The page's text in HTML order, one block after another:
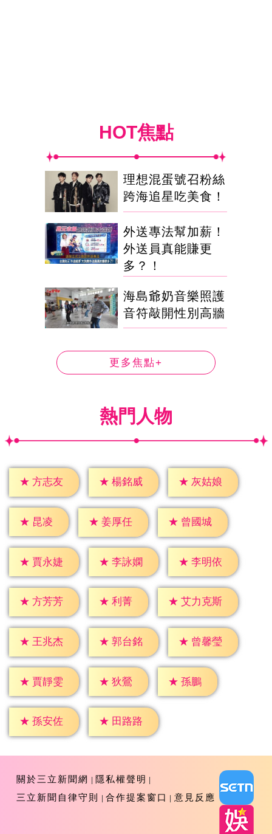
HOT焦點
理想混蛋號召粉絲
跨海追星吃美食！
外送專法幫加薪！
外送員真能賺更
多？！
海島爺奶音樂照護
音符敲開性別高牆
更多焦點+
熱門人物
★ 方志友 ★ 楊銘威 ★ 灰姑娘
★ 昆凌 ★ 姜厚任 ★ 曾國城
★ 賈永婕 ★ 李詠嫻 ★ 李明依
★ 方芳芳 ★ 利菁 ★ 艾力克斯
★ 王兆杰 ★ 郭台銘 ★ 曾馨瑩
★ 賈靜雯 ★ 狄鶯 ★ 孫鵬
★ 孫安佐 ★ 田路路
關於三立新聞網
隱私權聲明
三立新聞自律守則
合作提案窗口 意見反應